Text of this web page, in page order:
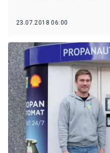
23.07.2018 06:00